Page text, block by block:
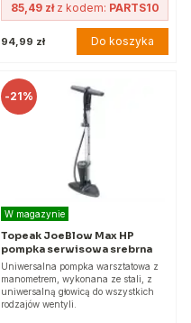
85,49 złz kodem: PARTS10
94,99 zł Do koszyka
-21%
W magazynie
Topeak JoeBlow Max HP
pompka serwisowa srebrna
Uniwersalna pompka warsztatowa z
manometrem, wykonana ze stali, z
uniwersalną głowicą do wszystkich
rodzajów wentyli.